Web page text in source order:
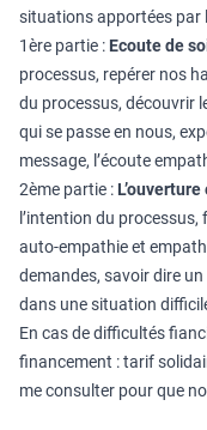
situations apportées par
1ère partie : Ecoute de
processus, repérer nos
du processus, découvrir
qui se passe en nous,
message, l’écoute
2ème partie :
l’intention du
auto-empathie et
demandes, savoir dire un
dans une situation
En cas de difficultés
financement : tarif
me consulter pour que